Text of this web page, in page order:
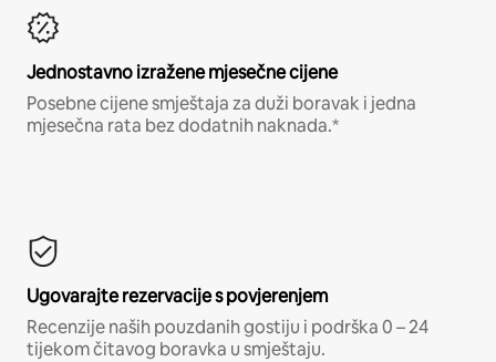
Jednostavno izražene mjesečne cijene
Posebne cijene smještaja za duži boravak i jedna
mjesečna rata bez dodatnih naknada.*
Ugovarajte rezervacije s povjerenjem
Recenzije naših pouzdanih gostiju i podrška 0 – 24
tijekom čitavog boravka u smještaju.